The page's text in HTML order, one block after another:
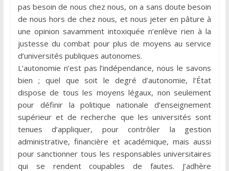
pas besoin de nous chez nous, on a sans doute besoin
de nous hors de chez nous, et nous jeter en pâture à
une opinion savamment intoxiquée n’enlève rien à la
justesse du combat pour plus de moyens au service
d’universités publiques autonomes.
L’autonomie n’est pas l’indépendance, nous le savons
bien ; quel que soit le degré d’autonomie, l’État
dispose de tous les moyens légaux, non seulement
pour définir la politique nationale d’enseignement
supérieur et de recherche que les universités sont
tenues d’appliquer, pour contrôler la gestion
administrative, financière et académique, mais aussi
pour sanctionner tous les responsables universitaires
qui se rendent coupables de fautes. J’adhère